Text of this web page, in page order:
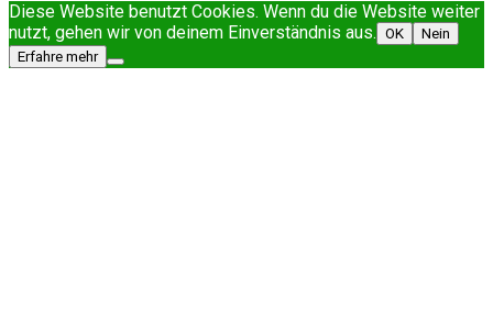
Diese Website benutzt Cookies. Wenn du die Website weiter
nutzt, gehen wir von deinem Einverständnis aus. OK
Nein
Erfahre mehr